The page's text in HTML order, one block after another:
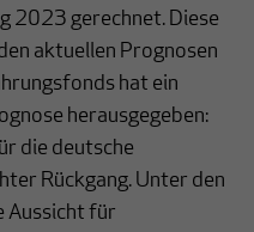
2023 gerechnet. Diese
aktuellen Prognosen
hat ein
herausgegeben:
die deutsche
Rückgang. Unter den
Aussicht für